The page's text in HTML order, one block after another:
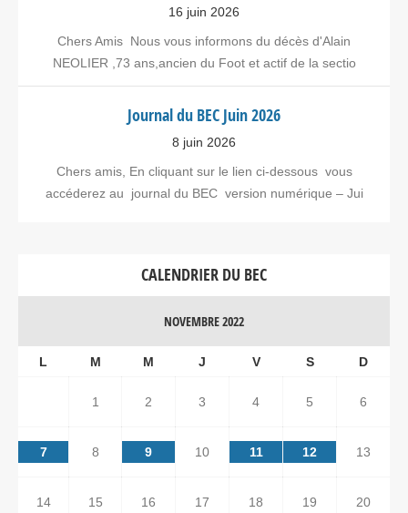
16 juin 2026
Chers Amis Nous vous informons du décès d'Alain
NEOLIER ,73 ans,ancien du Foot et actif de la sectio
Journal du BEC Juin 2026
8 juin 2026
Chers amis, En cliquant sur le lien ci-dessous vous
accéderez au journal du BEC version numérique – Jui
CALENDRIER DU BEC
NOVEMBRE 2022
L M M J V S D
1 2 3 4 5 6
7 8 9 10 11 12 13
14 15 16 17 18 19 20